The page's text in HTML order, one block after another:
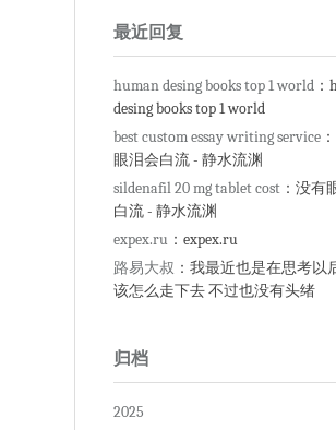
最近回复
human desing books top 1 world
desing books top 1 world
best custom essay writing service
眼泪会白流 - 静水流渊
sildenafil 20 mg tablet cost ：没有
白流 - 静水流渊
expex.ru ：expex.ru
路易大叔 ：我最近也是在思考以
该怎么走下去 不过也没有头绪
归档
2025